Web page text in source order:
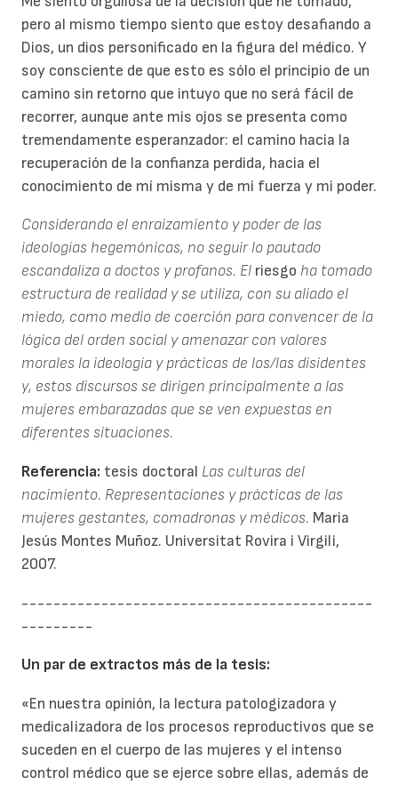
pero al mismo tiempo siento que estoy desafiando a
Dios, un dios personificado en la figura del médico. Y
soy consciente de que esto es sólo el principio de un
camino sin retorno que intuyo que no será fácil de
recorrer, aunque ante mis ojos se presenta como
tremendamente esperanzador: el camino hacia la
recuperación de la confianza perdida, hacia el
conocimiento de mí misma y de mi fuerza y mi poder.
Considerando el enraizamiento y poder de las
ideologías hegemónicas, no seguir lo pautado
escandaliza a doctos y profanos. El riesgo ha tomado
estructura de realidad y se utiliza, con su aliado el
miedo, como medio de coerción para convencer de la
lógica del orden social y amenazar con valores
morales la ideología y prácticas de los/las disidentes
y, estos discursos se dirigen principalmente a las
mujeres embarazadas que se ven expuestas en
diferentes situaciones.
Referencia: tesis doctoral Las culturas del
nacimiento. Representaciones y prácticas de las
mujeres gestantes, comadronas y médicos. Maria
Jesús Montes Muñoz. Universitat Rovira i Virgili,
2007.
--------------------------------------------
---------
Un par de extractos más de la tesis:
«En nuestra opinión, la lectura patologizadora y
medicalizadora de los procesos reproductivos que se
suceden en el cuerpo de las mujeres y el intenso
control médico que se ejerce sobre ellas, además de